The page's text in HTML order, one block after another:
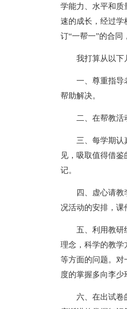
学能力、水平和质
速的成长，经过学
订“一帮一”的合同
我打算从以下
一、尊重指导
帮助解决。
二、在帮教活
三、每学期认
见，吸取值得借
记。
四、虚心请
况活动的安排，课
五、利用教研
理念，科学的教学
等方面的问题。对
度的掌握多向李少
六、在出试卷